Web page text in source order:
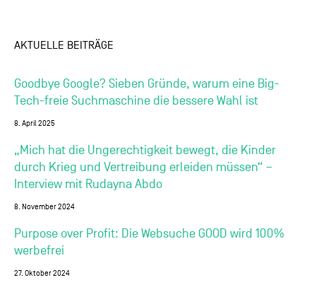
AKTUELLE BEITRÄGE
Goodbye Google? Sieben Gründe, warum eine Big-
Tech-freie Suchmaschine die bessere Wahl ist
8. April 2025
„Mich hat die Ungerechtigkeit bewegt, die Kinder
durch Krieg und Vertreibung erleiden müssen“ –
Interview mit Rudayna Abdo
8. November 2024
Purpose over Profit: Die Websuche GOOD wird 100%
werbefrei
27. Oktober 2024